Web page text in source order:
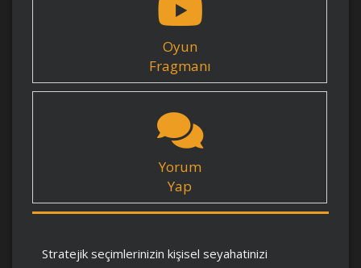
Oyun
Fragmanı
Yorum
Yap
Stratejik seçimlerinizin kişisel seyahatinizi